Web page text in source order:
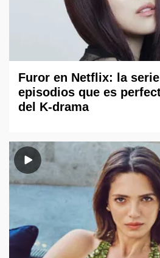
Furor en Netflix: la
episodios que es
del K-drama